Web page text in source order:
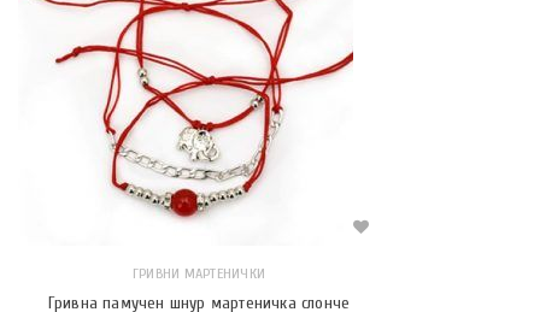
ГРИВНИ МАРТЕНИЧКИ
Гривна памучен шнур мартеничка слонче